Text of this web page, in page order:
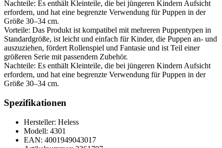
Nachteile: Es enthält Kleinteile, die bei jüngeren Kindern Aufsicht
erfordern, und hat eine begrenzte Verwendung für Puppen in der
Größe 30–34 cm.
Vorteile: Das Produkt ist kompatibel mit mehreren Puppentypen in
Standardgröße, ist leicht und einfach für Kinder, die Puppen an- und
auszuziehen, fördert Rollenspiel und Fantasie und ist Teil einer
größeren Serie mit passendem Zubehör.
Nachteile: Es enthält Kleinteile, die bei jüngeren Kindern Aufsicht
erfordern, und hat eine begrenzte Verwendung für Puppen in der
Größe 30–34 cm.
Spezifikationen
Hersteller: Heless
Modell: 4301
EAN: 4001949043017